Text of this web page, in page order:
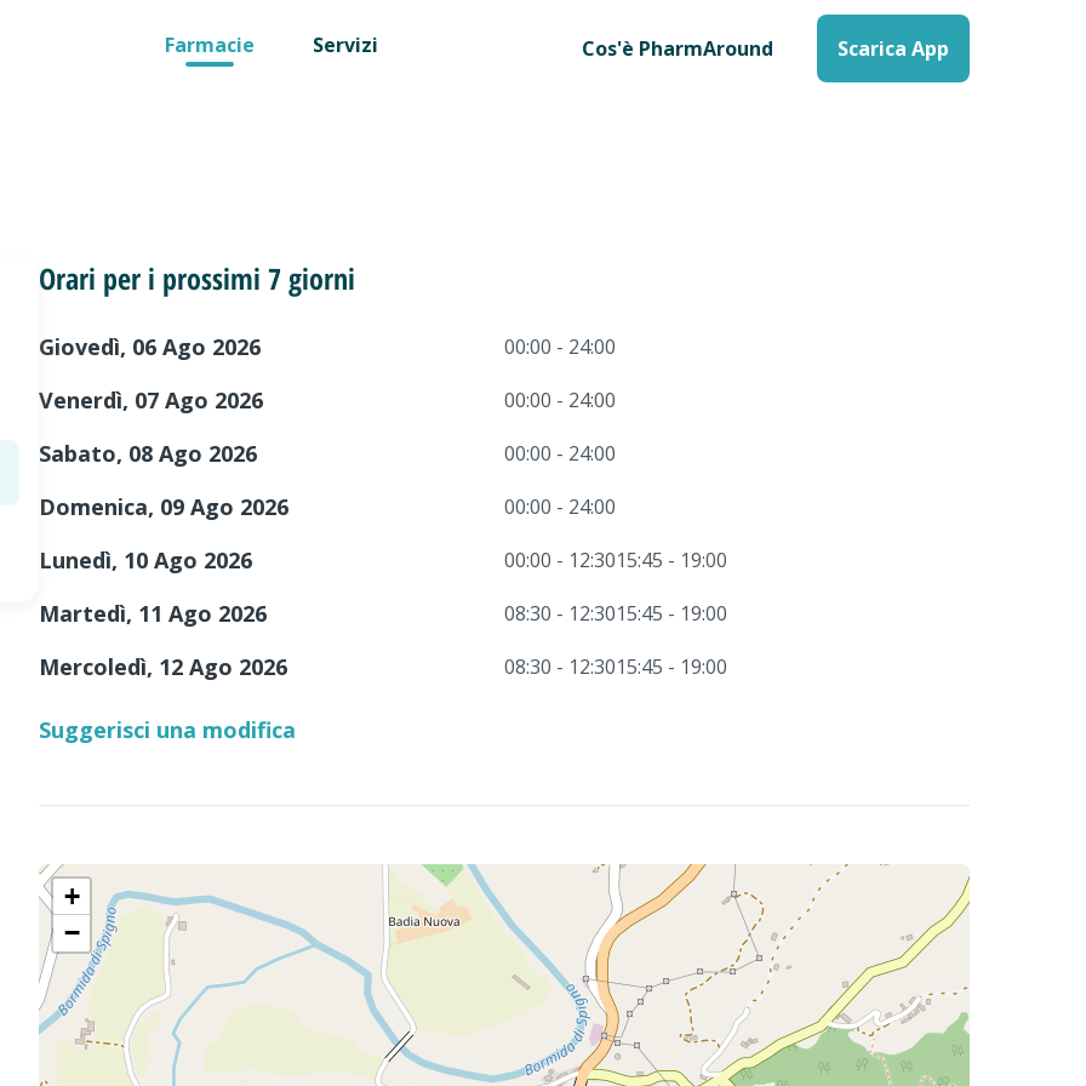
Farmacie Servizi Cos'è PharmAround Scarica App
Orari per i prossimi 7 giorni
Giovedì, 06 Ago 2026 00:00 - 24:00
Venerdì, 07 Ago 2026 00:00 - 24:00
Sabato, 08 Ago 2026 00:00 - 24:00
Domenica, 09 Ago 2026 00:00 - 24:00
Lunedì, 10 Ago 2026 00:00 - 12:3015:45 - 19:00
Martedì, 11 Ago 2026 08:30 - 12:3015:45 - 19:00
Mercoledì, 12 Ago 2026 08:30 - 12:3015:45 - 19:00
Suggerisci una modifica
+
−